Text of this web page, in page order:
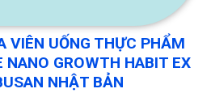
VIÊN UỐNG THỰC PHẨM
NANO GROWTH HABIT EX
NHẬT BẢN